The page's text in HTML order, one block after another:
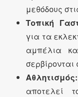
μεθόδους
Τοπική
για τα
αμπέλια
Αθλητισμός:
αποτελεί